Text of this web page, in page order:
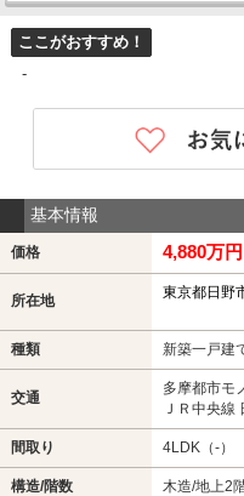
ここがおすすめ！
-
基本情報
価格 4,880万円
所在地 東京都日野
種類 新築一戸建
交通
多摩都市モ
ＪＲ中央線
間取り 4LDK（-）
構造/階数 木造/地上2